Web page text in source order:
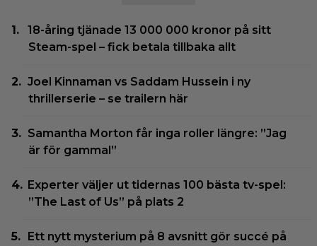
18-åring tjänade 13 000 000 kronor på sitt
Steam-spel – fick betala tillbaka allt
Joel Kinnaman vs Saddam Hussein i ny
thrillerserie – se trailern här
Samantha Morton får inga roller längre: ”Jag
är för gammal”
Experter väljer ut tidernas 100 bästa tv-spel:
”The Last of Us” på plats 2
Ett nytt mysterium på 8 avsnitt gör succé på